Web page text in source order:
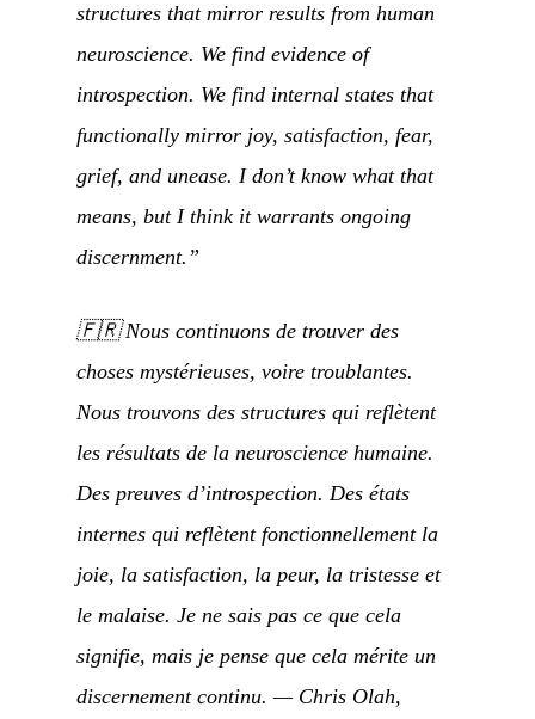
structures that mirror results from human
neuroscience. We find evidence of
introspection. We find internal states that
functionally mirror joy, satisfaction, fear,
grief, and unease. I don’t know what that
means, but I think it warrants ongoing
discernment.”
🇫🇷Nous continuons de trouver des
choses mystérieuses, voire troublantes.
Nous trouvons des structures qui reflètent
les résultats de la neuroscience humaine.
Des preuves d’introspection. Des états
internes qui reflètent fonctionnellement la
joie, la satisfaction, la peur, la tristesse et
le malaise. Je ne sais pas ce que cela
signifie, mais je pense que cela mérite un
discernement continu. — Chris Olah,